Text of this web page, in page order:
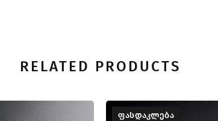
RELATED PRODUCTS
ᲤᲐᲡᲓᲐᲙᲚᲔᲑᲐ